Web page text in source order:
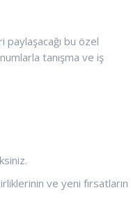
bu özel
tanışma ve iş
ve yeni fırsatların